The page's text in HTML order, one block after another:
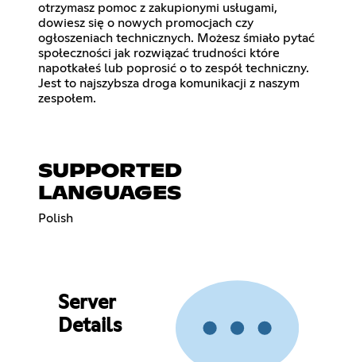
otrzymasz pomoc z zakupionymi usługami,
dowiesz się o nowych promocjach czy
ogłoszeniach technicznych. Możesz śmiało pytać
społeczności jak rozwiązać trudności które
napotkałeś lub poprosić o to zespół techniczny.
Jest to najszybsza droga komunikacji z naszym
zespołem.
SUPPORTED
LANGUAGES
Polish
Server
Details